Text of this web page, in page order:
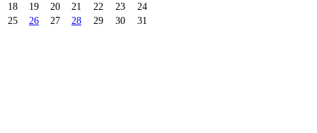
18
19 20 21 22 23
24
25
26 27 28 29 30 31